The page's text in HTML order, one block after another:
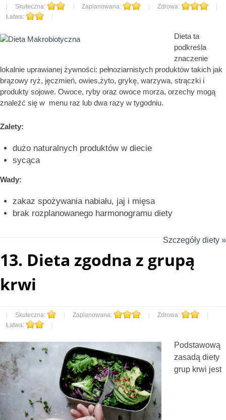
Skuteczna: Zaplanowana: Zdrowa:
Łatwa:
Dieta ta
podkreśla
znaczenie
lokalnie uprawianej żywności: pełnoziarnistych produktów takich jak
brązowy ryż, jęczmień, owies,żyto, grykę, warzywa, strączki i
produkty sojowe. Owoce, ryby oraz owoce morza, orzechy mogą
znaleźć się w menu raz lub dwa razy w tygodniu.
Zalety:
dużo naturalnych produktów w diecie
sycąca
Wady:
zakaz spożywania nabiału, jaj i mięsa
brak rozplanowanego harmonogramu diety
Szczegóły diety »
13. Dieta zgodna z grupą
krwi
Skuteczna: Zaplanowana: Zdrowa:
Łatwa:
Podstawową
zasadą diety
grup krwi jest